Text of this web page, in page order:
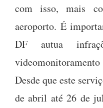
com isso, mais
aeroporto. É
DF autua
Desde que este
de abril até 26 de